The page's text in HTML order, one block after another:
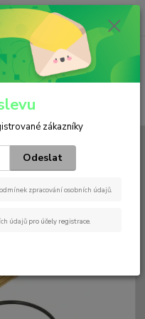
ks
0 Kč
zákazníky
Odeslat
zpracování osobních údajů.
údajů pro účely registrace.